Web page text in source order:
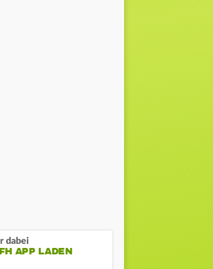
dabei
APP LADEN